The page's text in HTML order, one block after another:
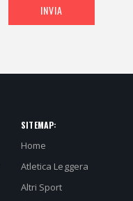
INVIA
SITEMAP:
Home
Atletica Leggera
Altri Sport